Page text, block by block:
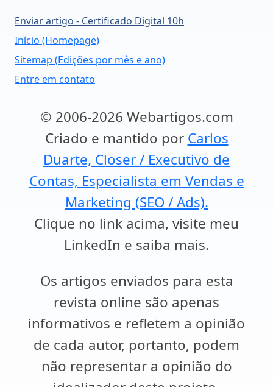
Enviar artigo - Certificado Digital 10h
Início (Homepage)
Sitemap (Edições por mês e ano)
Entre em contato
© 2006-2026 Webartigos.com
Criado e mantido por Carlos
Duarte, Closer / Executivo de
Contas, Especialista em Vendas e
Marketing (SEO / Ads).
Clique no link acima, visite meu
LinkedIn e saiba mais.
Os artigos enviados para esta
revista online são apenas
informativos e refletem a opinião
de cada autor, portanto, podem
não representar a opinião do